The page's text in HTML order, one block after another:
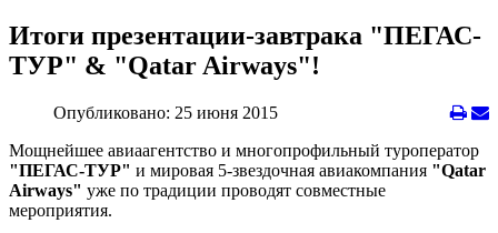
Итоги презентации-завтрака "ПЕГАС-
ТУР" & "Qatar Airways"!
Опубликовано: 25 июня 2015
Мощнейшее авиаагентство и многопрофильный туроператор
"ПЕГАС-ТУР" и мировая 5-звездочная авиакомпания "Qatar
Airways" уже по традиции проводят совместные
мероприятия.